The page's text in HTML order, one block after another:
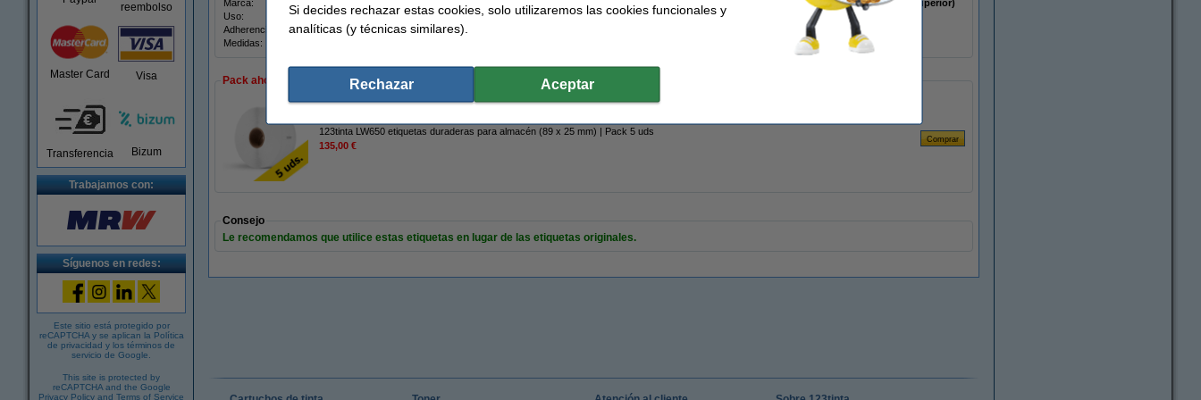
reembolso
Master Card Visa
Transferencia Bizum
Trabajamos con:
Síguenos en redes:
Este sitio está protegido por
reCAPTCHA y se aplican la Política
de privacidad y los términos de
servicio de Google
This site is protected by
reCAPTCHA and the Google
Privacy Policy and Terms of Service
Marca:
polipropileno (capa superior)
Uso:
almacén Temp mín:
-18 - 50 °C
Adherencia:
350 etiquetas
Medidas:
Pack ahorro
123tinta LW650 etiquetas duraderas para almacén (89 x 25 mm) | Pack 5 uds
135,00 €
Consejo
Le recomendamos que utilice estas etiquetas en lugar de las etiquetas originales.
Si decides rechazar estas cookies, solo utilizaremos las cookies funcionales y
analíticas (y técnicas similares).
Rechazar Aceptar